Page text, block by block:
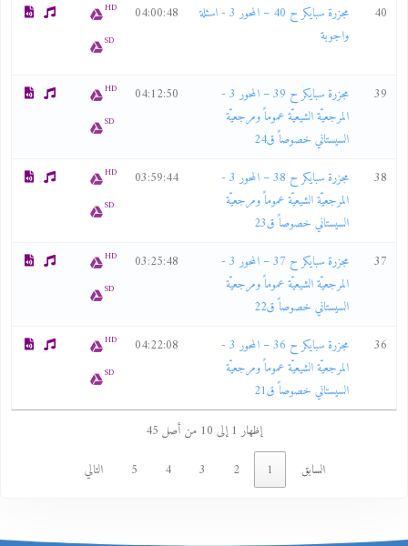
40
مجزرة سبايكر ح 40 – المحور 3 - اسئلة
واجوبة
04:00:48
HD
SD
39
مجزرة سبايكر ح 39 – المحور 3 -
المرجعيّة الشيعيّة عموماً ومرجعيّة
السيستاني خصوصاً ق24
04:12:50
HD
SD
38
مجزرة سبايكر ح 38 – المحور 3 -
المرجعيّة الشيعيّة عموماً ومرجعيّة
السيستاني خصوصاً ق23
03:59:44
HD
SD
37
مجزرة سبايكر ح 37 – المحور 3 -
المرجعيّة الشيعيّة عموماً ومرجعيّة
السيستاني خصوصاً ق22
03:25:48
HD
SD
36
مجزرة سبايكر ح 36 – المحور 3 -
المرجعيّة الشيعيّة عموماً ومرجعيّة
السيستاني خصوصاً ق21
04:22:08
HD
SD
إظهار 1 إلى 10 من أصل 45
السابق
2 التالي